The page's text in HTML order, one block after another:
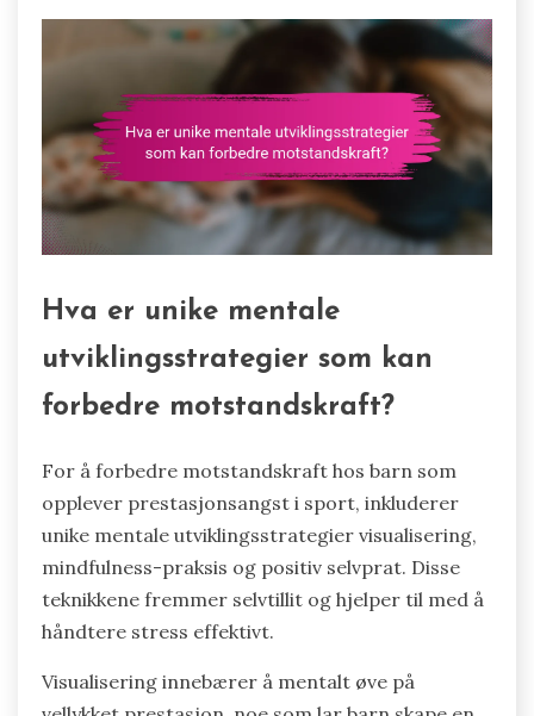
Hva er unike mentale
utviklingsstrategier som kan
forbedre motstandskraft?
For å forbedre motstandskraft hos barn som
opplever prestasjonsangst i sport, inkluderer
unike mentale utviklingsstrategier visualisering,
mindfulness-praksis og positiv selvprat. Disse
teknikkene fremmer selvtillit og hjelper til med å
håndtere stress effektivt.
Visualisering innebærer å mentalt øve på